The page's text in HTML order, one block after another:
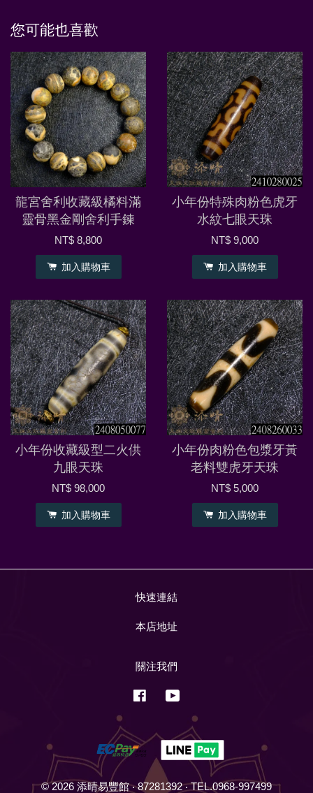
您可能也喜歡
龍宮舍利收藏級橘料滿
靈骨黑金剛舍利手鍊
NT$ 8,800
加入購物車
小年份特殊肉粉色虎牙
水紋七眼天珠
NT$ 9,000
加入購物車
小年份收藏級型二火供
九眼天珠
NT$ 98,000
加入購物車
小年份肉粉色包漿牙黃
老料雙虎牙天珠
NT$ 5,000
加入購物車
快速連結
本店地址
關注我們
Facebook
© 2026 添晴易豐館 ‧ 87281392 ‧ TEL.0968-997499